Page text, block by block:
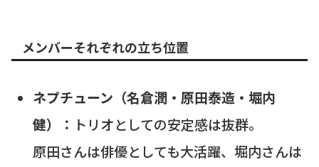
メンバーそれぞれの立ち位置
ネプチューン（名倉潤・原田泰造・堀内
健）： トリオとしての安定感は抜群。
原田さんは俳優としても大活躍、堀内さんは